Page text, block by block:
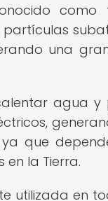
como
una
agua
que
en la Tierra.
utilizada en